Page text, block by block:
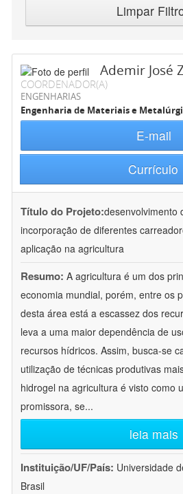
Limpar
Ademir José
COORDENADOR(A)
ENGENHARIAS
Engenharia de Materiais e
E-mail
Currículo
Título do Projeto:desenvolvimento
incorporação de diferentes
aplicação na agricultura
Resumo: A agricultura é um dos
economia mundial, porém, entre os
desta área está a escassez dos
leva a uma maior dependência de
recursos hídricos. Assim, busca-se
utilização de técnicas produtivas
hidrogel na agricultura é visto como
promissora, se...
leia mais
Instituição/UF/País: Universidade
Brasil